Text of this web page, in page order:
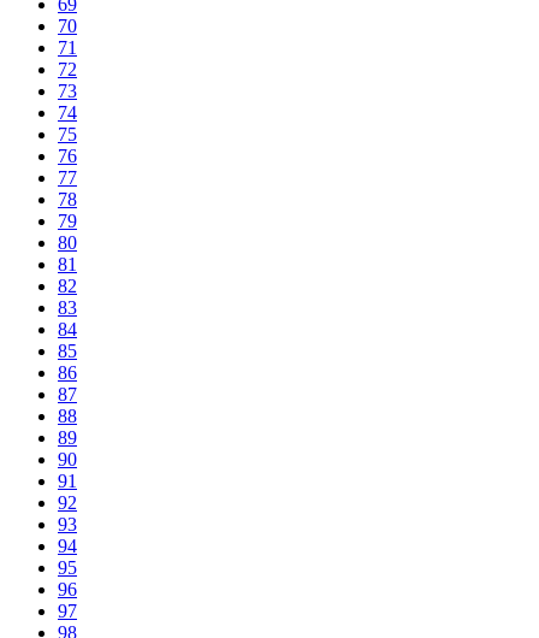
69
70
71
72
73
74
75
76
77
78
79
80
81
82
83
84
85
86
87
88
89
90
91
92
93
94
95
96
97
98